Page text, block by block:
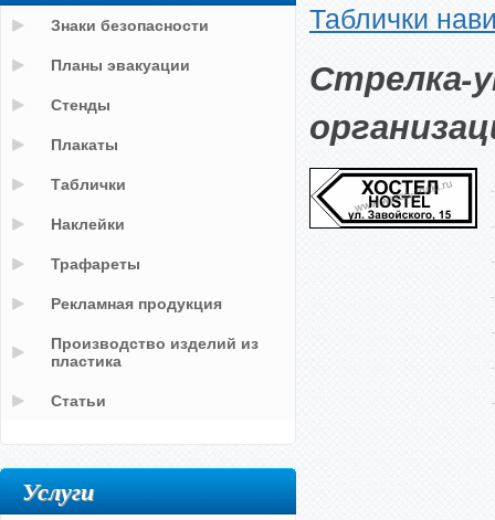
Таблички
Стрелка-
Знаки безопасности
Планы эвакуации
Стенды
Плакаты
Таблички
Наклейки
Трафареты
Рекламная продукция
Производство изделий из
пластика
Статьи
Услуги